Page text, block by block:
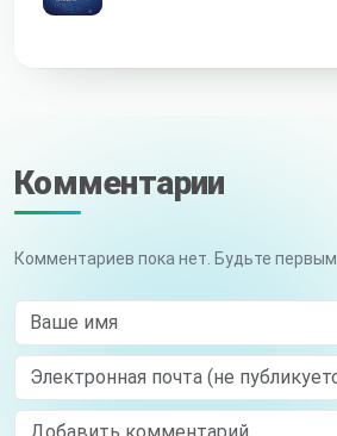
Комментарии
Комментариев пока нет. Будьте первым.
Ваше имя
Электронная почта (не публикуется)
Comment